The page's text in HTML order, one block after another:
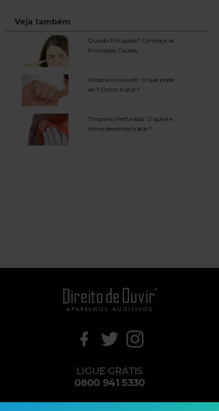
Ouvido Entupido? Conheça as
Principais Causas
Coceira no ouvido: O que pode
ser? Como tratar?
Tímpano Perfurado: O que é e
como devemos tratar?
Veja também
LIGUE GRÁTIS
0800 941 5330